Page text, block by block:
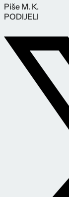
Piše M. K.
PODIJELI